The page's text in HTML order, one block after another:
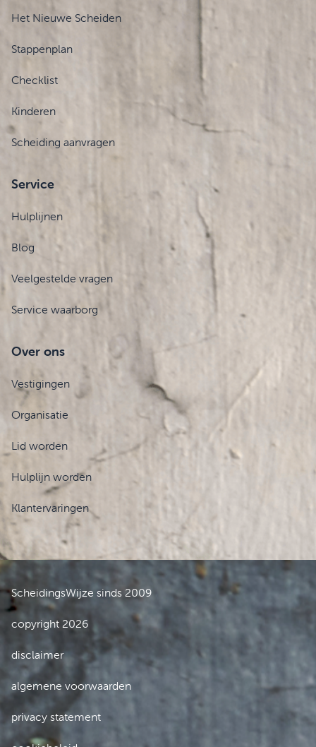
Het Nieuwe Scheiden
Stappenplan
Checklist
Kinderen
Scheiding aanvragen
Service
Hulplijnen
Blog
Veelgestelde vragen
Service waarborg
Over ons
Vestigingen
Organisatie
Lid worden
Hulplijn worden
Klantervaringen
ScheidingsWijze sinds 2009
copyright 2026
disclaimer
algemene voorwaarden
privacy statement